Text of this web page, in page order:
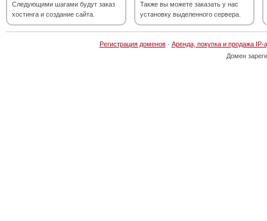
Следующими шагами будут заказ
хостинга и создание сайта.
Также вы можете заказать у нас
установку выделенного сервера.
Регистрация доменов· Аренда, покупка и продажа IP-
Домен